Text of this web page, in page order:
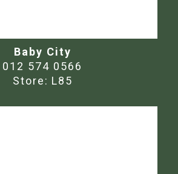
Baby City
012 574 0566
Store: L85